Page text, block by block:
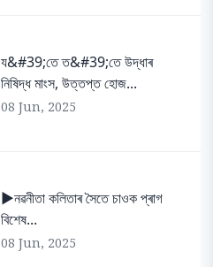
য&#39;তে ত&#39;তে উদ্ধাৰ
নিষিদ্ধ মাংস, উত্তপ্ত হোজ...
08 Jun, 2025
▶️নৱনীতা কলিতাৰ সৈতে চাওক প্ৰাগ
বিশেষ...
08 Jun, 2025